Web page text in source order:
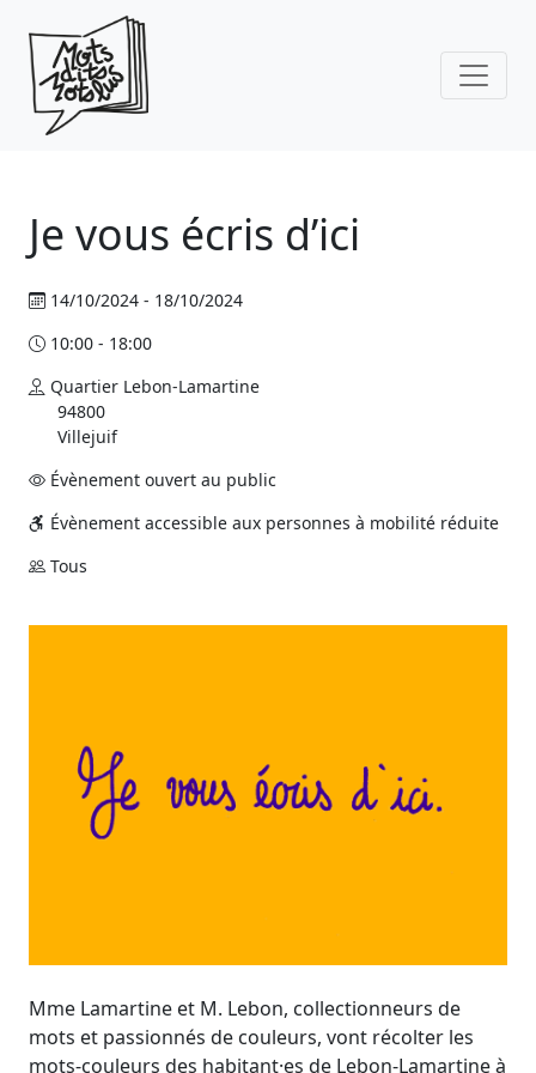
Skip to main content
Je vous écris d’ici
14/10/2024 - 18/10/2024
10:00 - 18:00
Quartier Lebon-Lamartine
94800
Villejuif
Évènement ouvert au public
Évènement accessible aux personnes à mobilité réduite
Tous
Mme Lamartine et M. Lebon, collectionneurs de
mots et passionnés de couleurs, vont récolter les
mots-couleurs des habitant·es de Lebon-Lamartine à